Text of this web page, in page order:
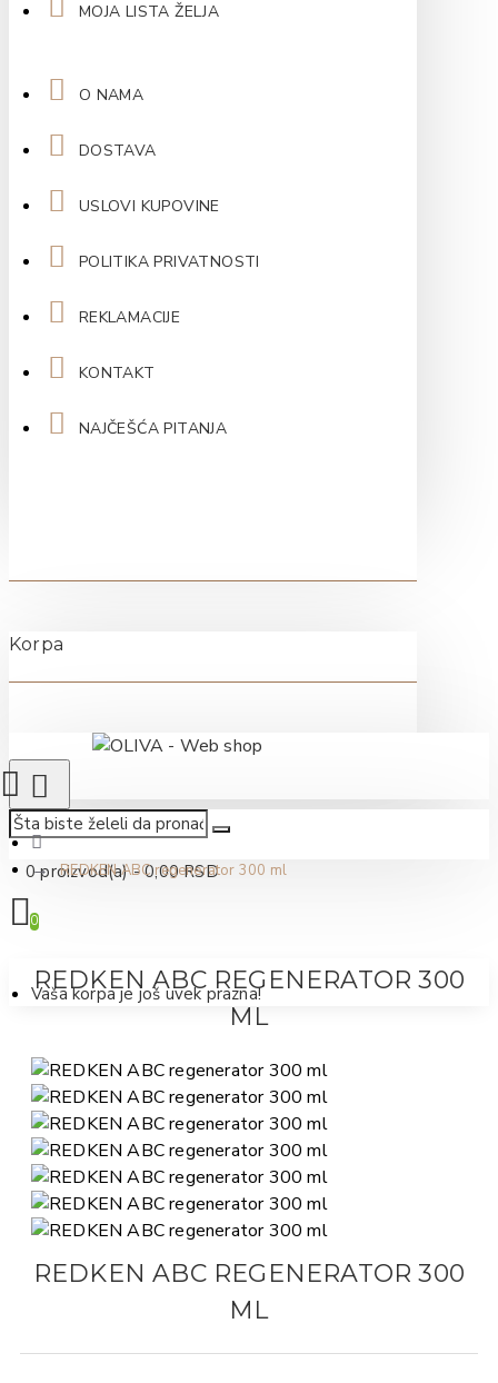
MOJA LISTA ŽELJA
O NAMA
DOSTAVA
USLOVI KUPOVINE
POLITIKA PRIVATNOSTI
REKLAMACIJE
KONTAKT
NAJČEŠĆA PITANJA
Korpa
0 proizvod(a) - 0,00 RSD
0
Vaša korpa je još uvek prazna!
REDKEN ABC regenerator 300 ml
REDKEN ABC REGENERATOR 300
ML
REDKEN ABC REGENERATOR 300
ML